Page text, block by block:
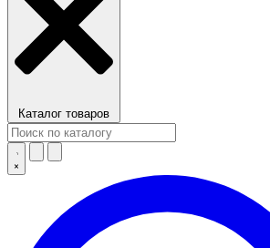
Каталог товаров